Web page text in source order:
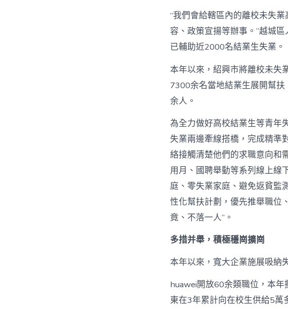
“我們會給轄區內的離校未失
容、政策宣揚等辦事。”越城
已輔助近2000名結業生失業。
本年以來，紹興市將離校未失
7300余名當地結業生展開幫
余人。
為全力做好高校結業生等青年
失業兩邊牽線搭橋，完成精準
絡接觸清楚他們的求職意向和
用月、國聘舉動等系列線上線
庭、零失業家庭、避免返貧監
性化幫扶計劃，優先推舉職位
竟、不落一人”。
多措并舉，積極穩崗擴崗
本年以來，寬大企業施展吸納
huawei開放60余類職位，本
東在3年累計向在校生供給5